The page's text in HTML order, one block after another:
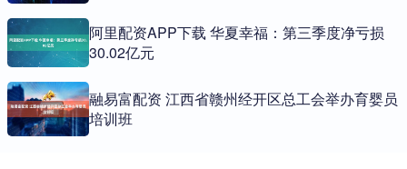
阿里配资APP下载 华夏幸福：第三季度净亏损
30.02亿元
融易富配资 江西省赣州经开区总工会举办育婴员
培训班